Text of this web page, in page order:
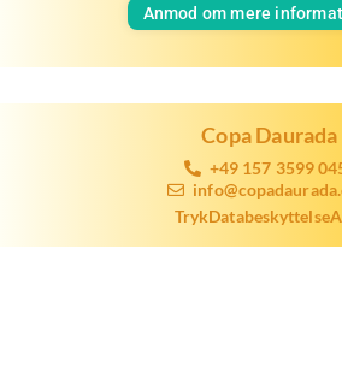
Anmod om mere
Copa Daurada
+49 157 3599
TrykDatabeskyttelse